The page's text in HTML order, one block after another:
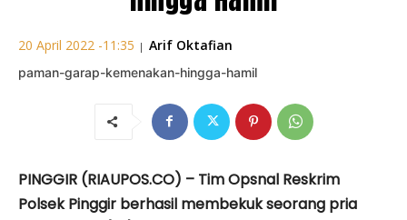
20 April 2022 -11:35 | Arif Oktafian
paman-garap-kemenakan-hingga-hamil
PINGGIR (RIAUPOS.CO) – Tim Opsnal Reskrim
Polsek Pinggir berhasil membekuk seorang pria